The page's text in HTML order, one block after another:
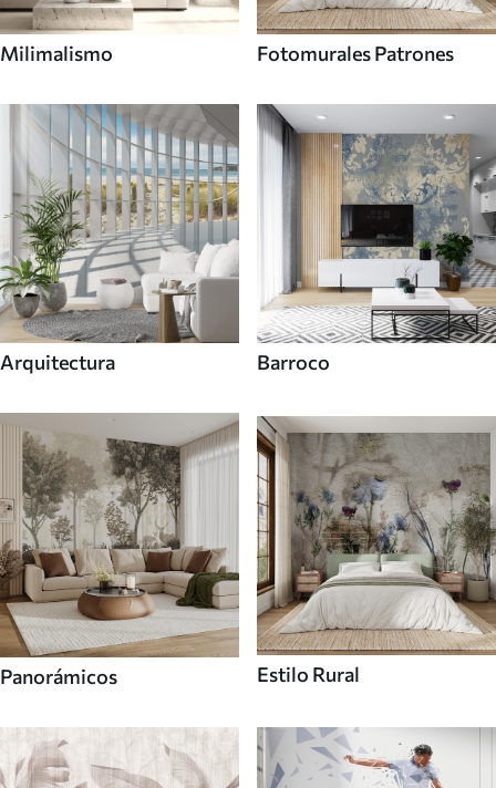
Milimalismo Fotomurales Patrones
Arquitectura Barroco
Panorámicos Estilo Rural